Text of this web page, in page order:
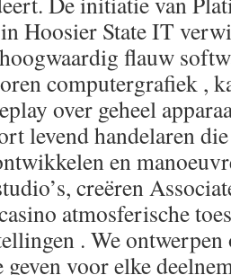
Hoosier State IT
flauw
computergrafiek ,
over geheel
levend handelaren
en
creëren
atmosferische
. We ontwerpen
voor elke